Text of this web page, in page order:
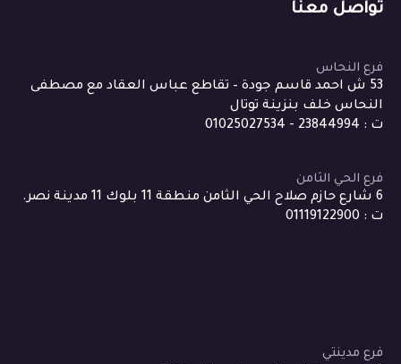
تواصل معنا
فرع النحاس
53 ش احمد قاسم جودة – تقاطع عباس العقاد مع مصطفى
النحاس خلف بنزينة توتال
ت : 23844994 - 01025027534
فرع الحي الثامن
6 شارع حازم صلاح الحي الثامن منطقة 11 بلوك 11 مدينة نصر.
ت : 01119122900
فرع مدينتي